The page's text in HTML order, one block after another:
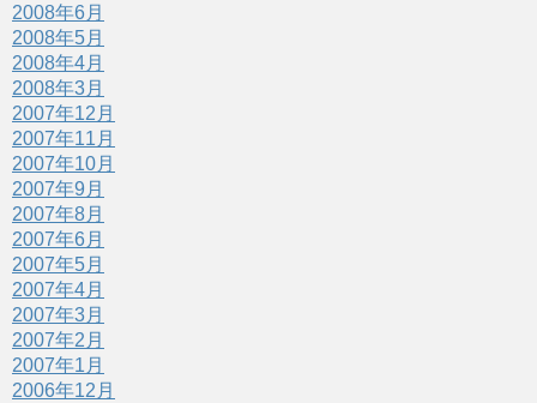
2008年6月
2008年5月
2008年4月
2008年3月
2007年12月
2007年11月
2007年10月
2007年9月
2007年8月
2007年6月
2007年5月
2007年4月
2007年3月
2007年2月
2007年1月
2006年12月